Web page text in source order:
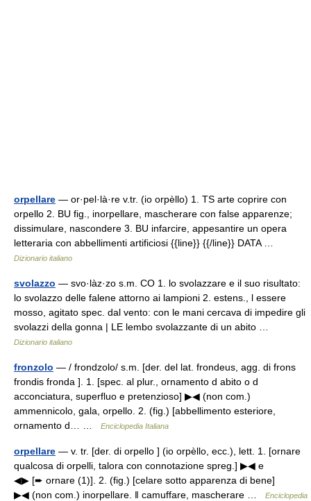
orpellare — or·pel·là·re v.tr. (io orpèllo) 1. TS arte coprire con
orpello 2. BU fig., inorpellare, mascherare con false apparenze;
dissimulare, nascondere 3. BU infarcire, appesantire un opera
letteraria con abbellimenti artificiosi {{line}} {{/line}} DATA …
Dizionario italiano
svolazzo — svo·làz·zo s.m. CO 1. lo svolazzare e il suo risultato:
lo svolazzo delle falene attorno ai lampioni 2. estens., l essere
mosso, agitato spec. dal vento: con le mani cercava di impedire gli
svolazzi della gonna | LE lembo svolazzante di un abito …
Dizionario italiano
fronzolo — / frondzolo/ s.m. [der. del lat. frondeus, agg. di frons
frondis fronda ]. 1. [spec. al plur., ornamento d abito o d
acconciatura, superfluo e pretenzioso] ▶◀ (non com.)
ammennicolo, gala, orpello. 2. (fig.) [abbellimento esteriore,
ornamento d… …
Enciclopedia Italiana
orpellare — v. tr. [der. di orpello ] (io orpèllo, ecc.), lett. 1. [ornare
qualcosa di orpelli, talora con connotazione spreg.] ▶◀ e
◀▶ [➨ ornare (1)]. 2. (fig.) [celare sotto apparenza di bene]
▶◀ (non com.) inorpellare. ‖ camuffare, mascherare …
Enciclopedia